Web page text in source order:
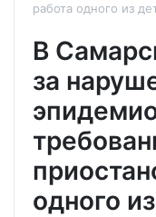
работа одного из
В
за
одного